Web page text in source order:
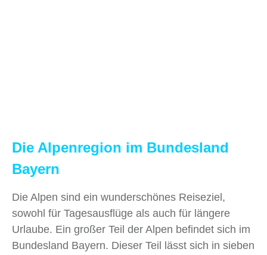
Die Alpenregion im Bundesland
Bayern
Die Alpen sind ein wunderschönes Reiseziel,
sowohl für Tagesausflüge als auch für längere
Urlaube. Ein großer Teil der Alpen befindet sich im
Bundesland Bayern. Dieser Teil lässt sich in sieben